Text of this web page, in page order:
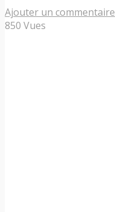
Ajouter un commentaire
850 Vues